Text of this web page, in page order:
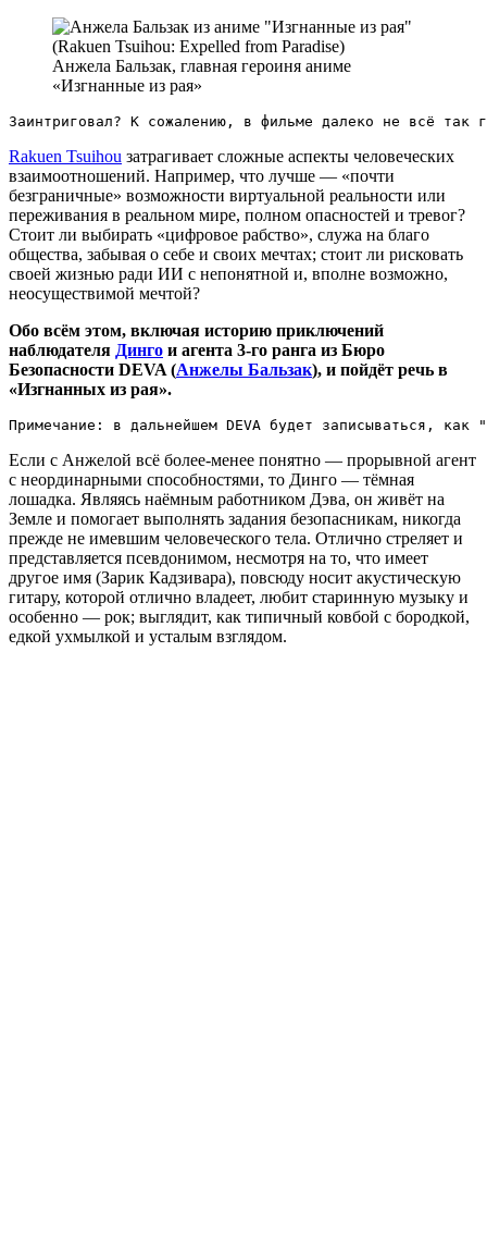
Анжела Бальзак, главная героиня аниме
«Изгнанные из рая»
Заинтриговал? К сожалению, в фильме далеко не всё
Rakuen Tsuihou затрагивает сложные аспекты человеческих
взаимоотношений. Например, что лучше — «почти
безграничные» возможности виртуальной реальности или
переживания в реальном мире, полном опасностей и тревог?
Стоит ли выбирать «цифровое рабство», служа на благо
общества, забывая о себе и своих мечтах; стоит ли рисковать
своей жизнью ради ИИ с непонятной и, вполне возможно,
неосуществимой мечтой?
Обо всём этом, включая историю приключений
наблюдателя Динго и агента 3-го ранга из Бюро
Безопасности DEVA (Анжелы Бальзак), и пойдёт речь в
«Изгнанных из рая».
Примечание: в дальнейшем DEVA будет записываться,
Если с Анжелой всё более-менее понятно — прорывной агент
с неординарными способностями, то Динго — тёмная
лошадка. Являясь наёмным работником Дэва, он живёт на
Земле и помогает выполнять задания безопасникам, никогда
прежде не имевшим человеческого тела. Отлично стреляет и
представляется псевдонимом, несмотря на то, что имеет
другое имя (Зарик Кадзивара), повсюду носит акустическую
гитару, которой отлично владеет, любит старинную музыку и
особенно — рок; выглядит, как типичный ковбой с бородкой,
едкой ухмылкой и усталым взглядом.